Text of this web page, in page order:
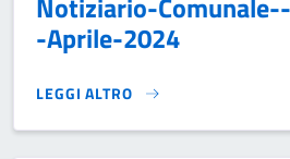
-Aprile-2024
LEGGI ALTRO
ERRATA CORRIGE SU